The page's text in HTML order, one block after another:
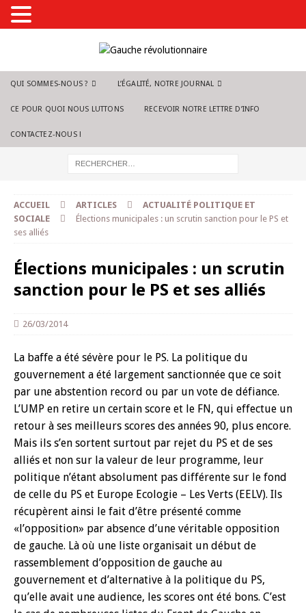
QUI SOMMES-NOUS ? L’ÉGALITÉ, NOTRE JOURNAL
CE POUR QUOI NOUS LUTTONS RECEVOIR NOTRE LETTRE D’INFO
CONTACTEZ-NOUS !
ACCUEIL ARTICLES
ACTUALITÉ POLITIQUE ET
SOCIALE
Élections municipales : un scrutin sanction pour le PS et
ses alliés
Élections municipales : un scrutin
sanction pour le PS et ses alliés
26/03/2014
La baffe a été sévère pour le PS. La politique du
gouvernement a été largement sanctionnée que ce soit
par une abstention record ou par un vote de défiance.
L’UMP en retire un certain score et le FN, qui effectue un
retour à ses meilleurs scores des années 90, plus encore.
Mais ils s’en sortent surtout par rejet du PS et de ses
alliés et non sur la valeur de leur programme, leur
politique n’étant absolument pas différente sur le fond
de celle du PS et Europe Ecologie – Les Verts (EELV). Ils
récupèrent ainsi le fait d’être présenté comme
«l’opposition» par absence d’une véritable opposition
de gauche. Là où une liste organisait un début de
rassemblement d’opposition de gauche au
gouvernement et d’alternative à la politique du PS,
qu’elle avait une audience, les scores ont été bons. C’est